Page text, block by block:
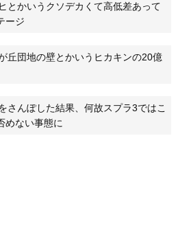
とかいうクソデカくて高低差あって
ージ
丘団地の壁とかいうヒカキンの20億
さんぽした結果、何故スプラ3ではこ
めない事態に